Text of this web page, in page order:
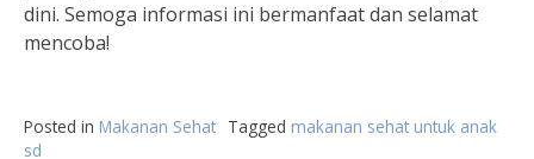
dini. Semoga informasi ini bermanfaat dan selamat
mencoba!
Posted in Makanan Sehat Tagged makanan sehat untuk anak
sd